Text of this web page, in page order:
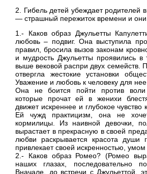
2. Гибель детей убеждает родителей
— страшный пережиток времени и они
1.- Каков образ Джульетты
любовь – подвиг. Она выступила
правил, бросила вызов законам
и мудрость Джульетты проявились в
выше вековой распри двух семейств.
отвергла жестокие установки
Уважение и любовь к человеку для
Она не боится пойти против воли
которые прочат ей в женихи
движет искреннее и глубокое чувство
Ей чужд практицизм, она не
кормилицы. Из наивной девочки,
вырастает в прекрасную в своей
любви раскрывается красота души
привлекает своей искренностью,
2.- Каков образ Ромео? (Ромео
наших глазах, последовательно
Вначале, до встречи с Джульеттой,